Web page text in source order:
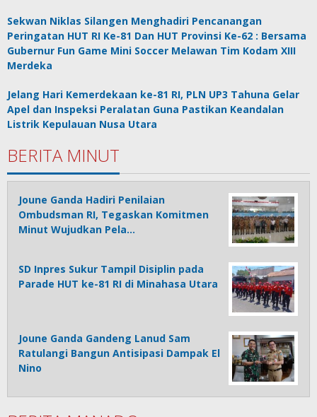
Sekwan Niklas Silangen Menghadiri Pencanangan
Peringatan HUT RI Ke-81 Dan HUT Provinsi Ke-62 : Bersama
Gubernur Fun Game Mini Soccer Melawan Tim Kodam XIII
Merdeka
Jelang Hari Kemerdekaan ke-81 RI, PLN UP3 Tahuna Gelar
Apel dan Inspeksi Peralatan Guna Pastikan Keandalan
Listrik Kepulauan Nusa Utara
BERITA MINUT
Joune Ganda Hadiri Penilaian
Ombudsman RI, Tegaskan Komitmen
Minut Wujudkan Pela…
SD Inpres Sukur Tampil Disiplin pada
Parade HUT ke-81 RI di Minahasa Utara
Joune Ganda Gandeng Lanud Sam
Ratulangi Bangun Antisipasi Dampak El
Nino